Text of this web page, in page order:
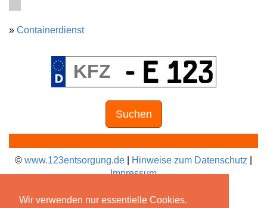
Wir verwenden nur essentielle Cookies.
» Containerdienst
Suchen
© www.123entsorgung.de Hinweise zum Datenschutz
Impressum